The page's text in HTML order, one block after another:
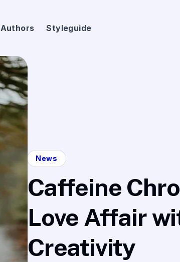
Authors Styleguide
News
Caffeine
Love Affair
Creativity